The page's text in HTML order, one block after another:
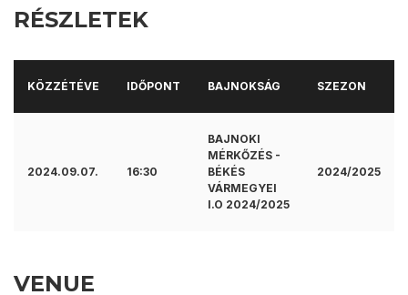
RÉSZLETEK
KÖZZÉTÉVE IDŐPONT BAJNOKSÁG SZEZON
2024.09.07. 16:30
BAJNOKI
MÉRKŐZÉS -
BÉKÉS
VÁRMEGYEI
I.O 2024/2025
2024/2025
VENUE